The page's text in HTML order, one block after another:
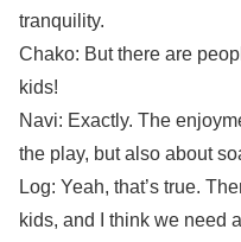
tranquility.
Chako: But there are
kids!
Navi: Exactly. The
the play, but also about
Log: Yeah, that’s true.
kids, and I think we need